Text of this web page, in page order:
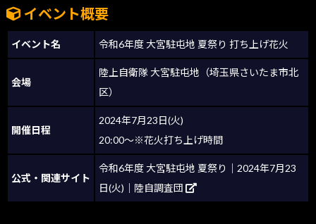
イベント概要
イベント名 令和6年度 大宮駐屯地 夏祭り 打ち上げ花火
会場
陸上自衛隊 大宮駐屯地（埼玉県さいたま市北
区）
開催日程
2024年7月23日(火)
20:00～※花火打ち上げ時間
公式・関連サイト
令和6年度 大宮駐屯地 夏祭り｜2024年7月23
日(火)｜陸自調査団